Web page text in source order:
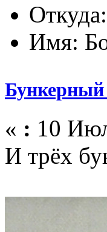
Имя:
Бункерный
« : 10
И трёх